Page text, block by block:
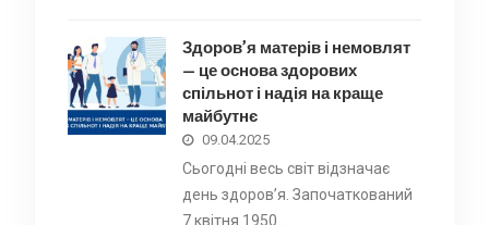
Здоров’я матерів і немовлят
— це основа здорових
спільнот і надія на краще
майбутнє
09.04.2025
Сьогодні весь світ відзначає
день здоров’я. Започаткований
7 квітня 1950…